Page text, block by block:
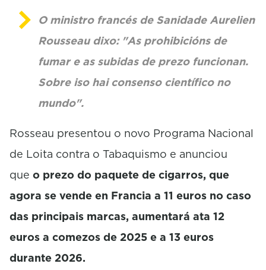
O ministro francés de Sanidade Aurelien
Rousseau dixo: "As prohibicións de
fumar e as subidas de prezo funcionan.
Sobre iso hai consenso científico no
mundo".
Rosseau presentou o novo Programa Nacional
de Loita contra o Tabaquismo e anunciou
que o prezo do paquete de cigarros, que
agora se vende en Francia a 11 euros no caso
das principais marcas, aumentará ata 12
euros a comezos de 2025 e a 13 euros
durante 2026.